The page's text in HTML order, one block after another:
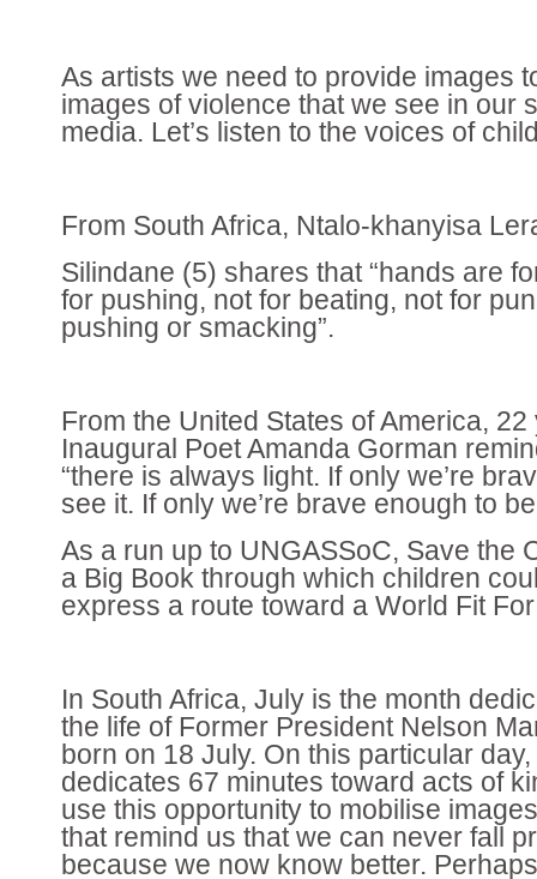
As artists we need to provide images
images of violence that we see in our
media. Let’s listen to the voices of
From South Africa, Ntalo-khanyisa
Silindane (5) shares that “hands are
for pushing, not for beating, not for
pushing or smacking”.
From the United States of America, 22
Inaugural Poet Amanda Gorman
“there is always light. If only we’re
see it. If only we’re brave enough to be
As a run up to UNGASSoC, Save the
a Big Book through which children
express a route toward a World Fit
In South Africa, July is the month
the life of Former President Nelson
born on 18 July. On this particular
dedicates 67 minutes toward acts of
use this opportunity to mobilise
that remind us that we can never fall
because we now know better.